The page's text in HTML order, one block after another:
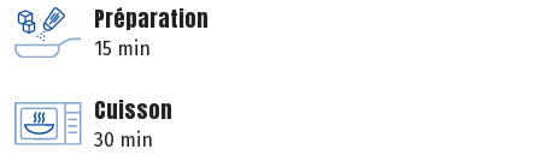
Préparation
15 min
Cuisson
30 min